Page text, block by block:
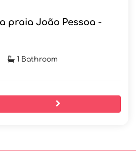
praia João Pessoa -
1 Bathroom